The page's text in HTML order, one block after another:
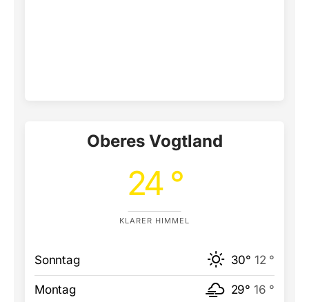
Oberes Vogtland
24 °
KLARER HIMMEL
Sonntag 30° 12 °
Montag 29° 16 °